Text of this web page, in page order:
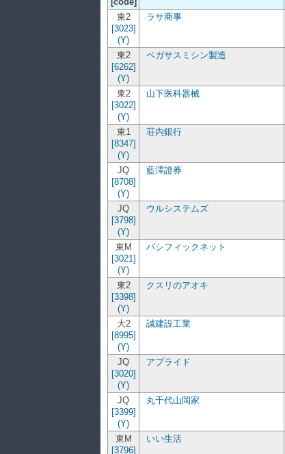
東2
[3023]
(Y)
ラサ商事
東2
[6262]
(Y)
ペガサスミシン製造
東2
[3022]
(Y)
山下医科器械
東1
[8347]
(Y)
荘内銀行
JQ
[8708]
(Y)
藍澤證券
JQ
[3798]
(Y)
ウルシステムズ
東M
[3021]
(Y)
パシフィックネット
東2
[3398]
(Y)
クスリのアオキ
大2
[8995]
(Y)
誠建設工業
JQ
[3020]
(Y)
アプライド
JQ
[3399]
(Y)
丸千代山岡家
東M
[3796]
いい生活